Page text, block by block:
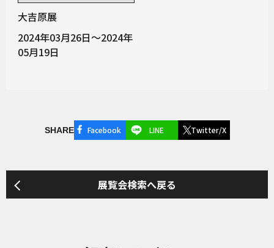
大吉原展
2024年03月26日～2024年
05月19日
SHARE Facebook LINE Twitter/X
展覧会検索へ戻る